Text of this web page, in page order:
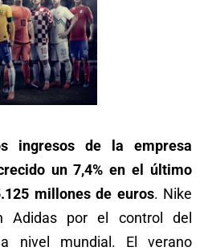
ingresos de la empresa
un 7,4% en el último
millones de euros. Nike
Adidas por el control del
nivel mundial. El verano